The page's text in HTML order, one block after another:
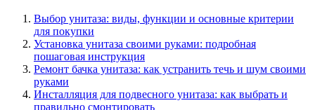
Выбор унитаза: виды, функции и основные критерии
для покупки
Установка унитаза своими руками: подробная
пошаговая инструкция
Ремонт бачка унитаза: как устранить течь и шум своими
руками
Инсталляция для подвесного унитаза: как выбрать и
правильно смонтировать